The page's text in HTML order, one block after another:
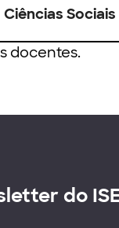
Ciências Sociais
docentes.
do